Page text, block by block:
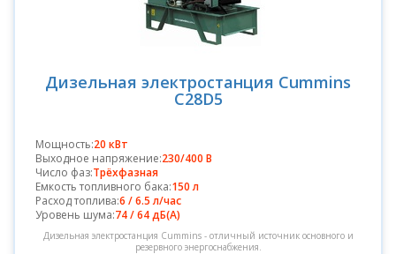
Дизельная электростанция Cummins
C28D5
Мощность:20 кВт
Выходное напряжение:230/400 В
Число фаз:Трёхфазная
Емкость топливного бака:150 л
Расход топлива:6 / 6.5 л/час
Уровень шума:74 / 64 дБ(А)
Дизельная электростанция Cummins - отличный источник основного и
резервного энергоснабжения.